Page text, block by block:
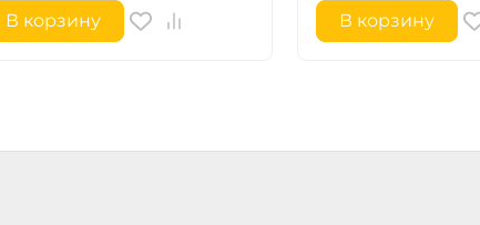
В корзину В корзину